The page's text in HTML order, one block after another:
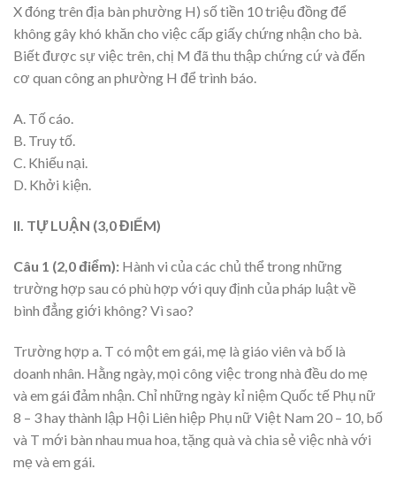
X đóng trên địa bàn phường H) số tiền 10 triệu đồng để
không gây khó khăn cho việc cấp giấy chứng nhận cho bà.
Biết được sự việc trên, chị M đã thu thập chứng cứ và đến
cơ quan công an phường H để trình báo.
A. Tố cáo.
B. Truy tố.
C. Khiếu nại.
D. Khởi kiện.
II. TỰ LUẬN (3,0 ĐIỂM)
Câu 1 (2,0 điểm): Hành vi của các chủ thể trong những
trường hợp sau có phù hợp với quy định của pháp luật về
bình đẳng giới không? Vì sao?
Trường hợp a. T có một em gái, mẹ là giáo viên và bố là
doanh nhân. Hằng ngày, mọi công việc trong nhà đều do mẹ
và em gái đảm nhận. Chỉ những ngày kỉ niệm Quốc tế Phụ nữ
8 – 3 hay thành lập Hội Liên hiệp Phụ nữ Việt Nam 20 – 10, bố
và T mới bàn nhau mua hoa, tặng quà và chia sẻ việc nhà với
mẹ và em gái.